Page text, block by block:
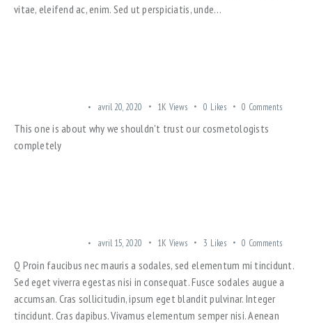
vitae, eleifend ac, enim. Sed ut perspiciatis, unde…
avril 20, 2020 1K Views 0 Likes 0 Comments
This one is about why we shouldn't trust our cosmetologists
completely
avril 15, 2020 1K Views 3 Likes 0 Comments
Q Proin faucibus nec mauris a sodales, sed elementum mi tincidunt.
Sed eget viverra egestas nisi in consequat. Fusce sodales augue a
accumsan. Cras sollicitudin, ipsum eget blandit pulvinar. Integer
tincidunt. Cras dapibus. Vivamus elementum semper nisi. Aenean